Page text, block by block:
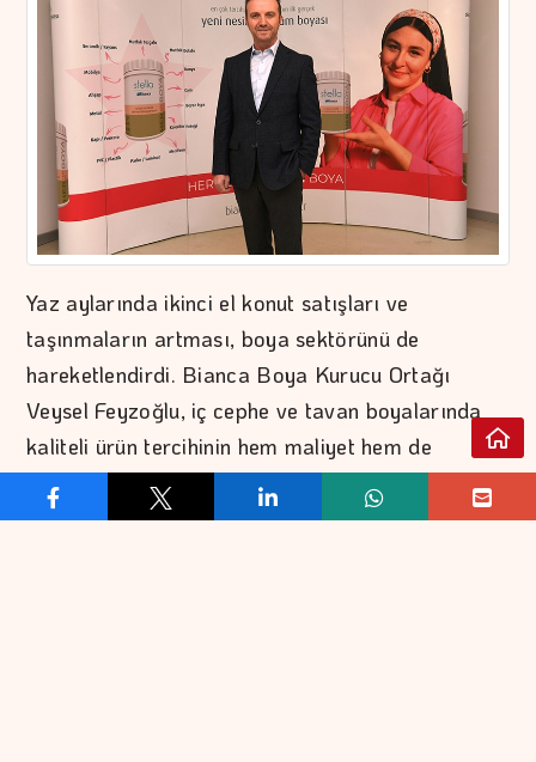
Yaz aylarında ikinci el konut satışları ve
taşınmaların artması, boya sektörünü de
hareketlendirdi. Bianca Boya Kurucu Ortağı
Veysel Feyzoğlu, iç cephe ve tavan boyalarında
kaliteli ürün tercihinin hem maliyet hem de
kullanım ömrü açısından önemli avantajlar
sunduğunu vurguladı.